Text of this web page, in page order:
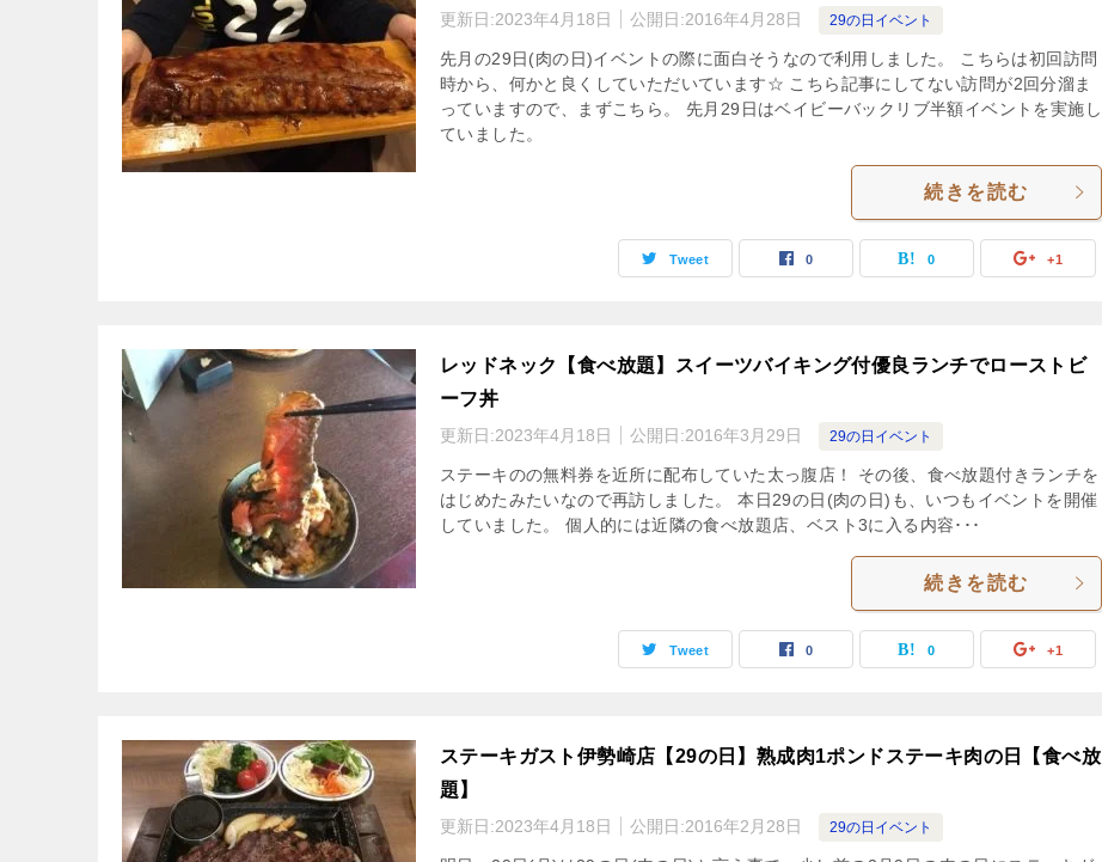
更新日:2023年4月18日 公開日:2016年4月28日 29の日イベント
先月の29日(肉の日)イベントの際に面白そうなので利用しました。 こちらは初回訪問
時から、何かと良くしていただいています☆ こちら記事にしてない訪問が2回分溜ま
っていますので、まずこちら。 先月29日はベイビーバックリブ半額イベントを実施し
ていました。
続きを読む
Tweet 0 0 +1
レッドネック【食べ放題】スイーツバイキング付優良ランチでローストビ
ーフ丼
更新日:2023年4月18日 公開日:2016年3月29日 29の日イベント
ステーキのの無料券を近所に配布していた太っ腹店！ その後、食べ放題付きランチを
はじめたみたいなので再訪しました。 本日29の日(肉の日)も、いつもイベントを開催
していました。 個人的には近隣の食べ放題店、ベスト3に入る内容･･･
続きを読む
Tweet 0 0 +1
ステーキガスト伊勢崎店【29の日】熟成肉1ポンドステーキ肉の日【食べ放
題】
更新日:2023年4月18日 公開日:2016年2月28日 29の日イベント